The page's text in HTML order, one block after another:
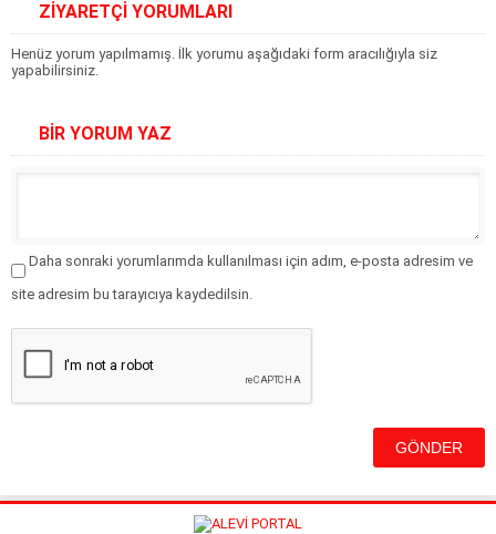
ZİYARETÇİ YORUMLARI
Henüz yorum yapılmamış. İlk yorumu aşağıdaki form aracılığıyla siz
yapabilirsiniz.
BİR YORUM YAZ
Daha sonraki yorumlarımda kullanılması için adım, e-posta adresim ve
site adresim bu tarayıcıya kaydedilsin.